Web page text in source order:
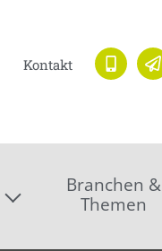
Kontakt
Branchen &
Themen